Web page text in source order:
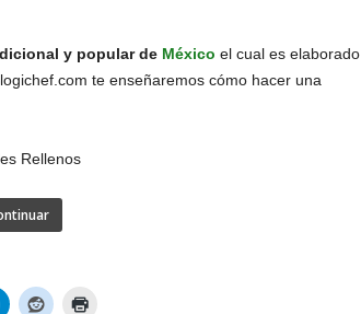
y popular de México el cual es elaborado
te enseñaremos cómo hacer una